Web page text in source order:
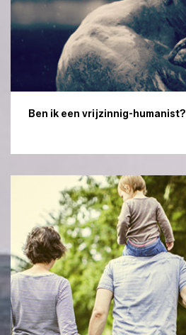
Ben ik een vrijzinnig-humanist?